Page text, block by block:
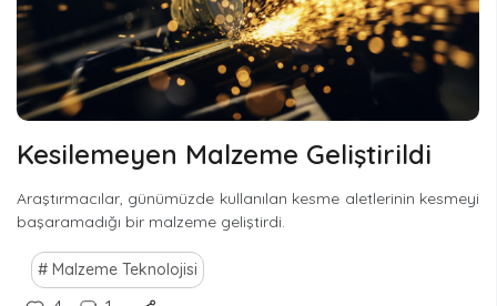
Kesilemeyen Malzeme Geliştirildi
Araştırmacılar, günümüzde kullanılan kesme aletlerinin kesmeyi
başaramadığı bir malzeme geliştirdi.
Malzeme Teknolojisi